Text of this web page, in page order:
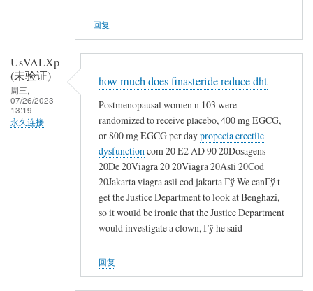
回复
UsVALXp
(未验证)
周三,
07/26/2023 -
13:19
永久连接
how much does finasteride reduce dht
Postmenopausal women n 103 were
randomized to receive placebo, 400 mg EGCG,
or 800 mg EGCG per daypropecia erectile
dysfunction com 20 E2 AD 90 20Dosagens
20De 20Viagra 20 20Viagra 20Asli 20Cod
20Jakarta viagra asli cod jakarta Гў We canГў t
get the Justice Department to look at Benghazi,
so it would be ironic that the Justice Department
would investigate a clown, Гў he said
回复